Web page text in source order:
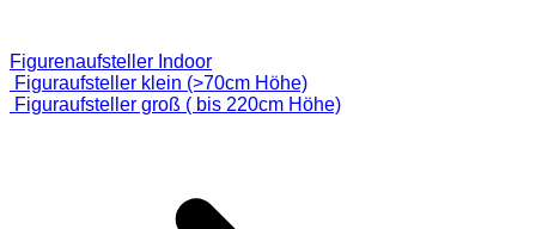
Figurenaufsteller Indoor
Figuraufsteller klein (>70cm Höhe)
Figuraufsteller groß ( bis 220cm Höhe)